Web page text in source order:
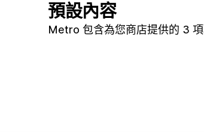
預設內容
Metro 包含為您商店提供的 3